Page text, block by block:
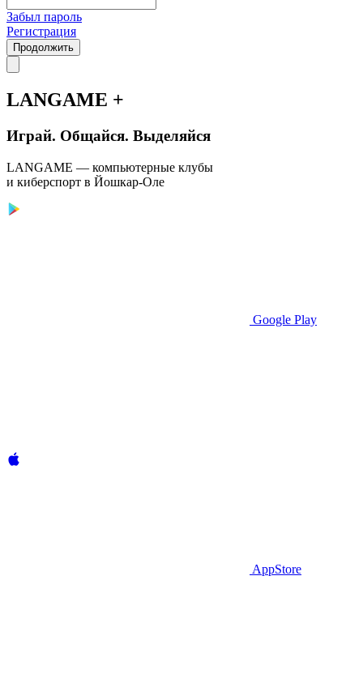
Забыл пароль
Регистрация
Продолжить
LANGAME +
Играй. Общайся. Выделяйся
LANGAME — компьютерные клубы
и киберспорт в Йошкар-Оле
Google Play
AppStore